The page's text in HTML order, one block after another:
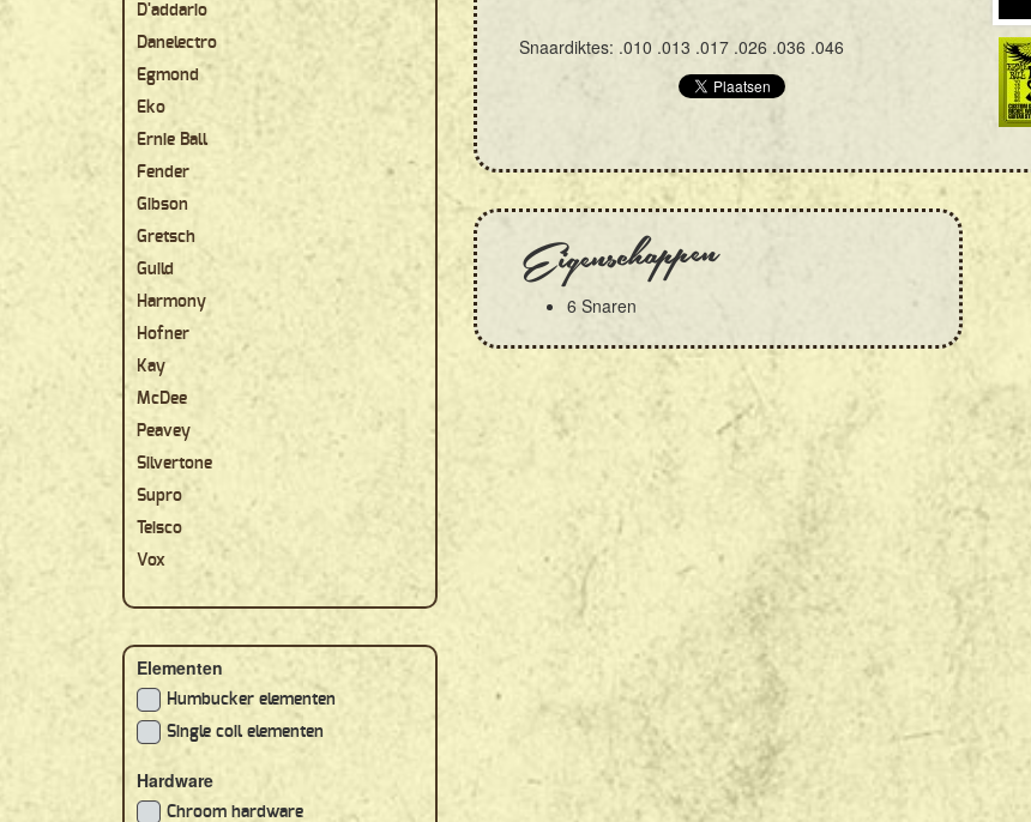
D'addario
Danelectro
Egmond
Eko
Ernie Ball
Fender
Gibson
Gretsch
Guild
Harmony
Hofner
Kay
McDee
Peavey
Silvertone
Supro
Teisco
Vox
Elementen
Humbucker elementen
Single coil elementen
Hardware
Chroom hardware
Snaardiktes: .010 .013 .017 .026 .036 .046
Eigenschappen
6 Snaren